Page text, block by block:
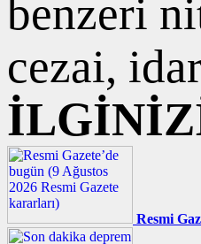
benzeri
cezai,
Resmi